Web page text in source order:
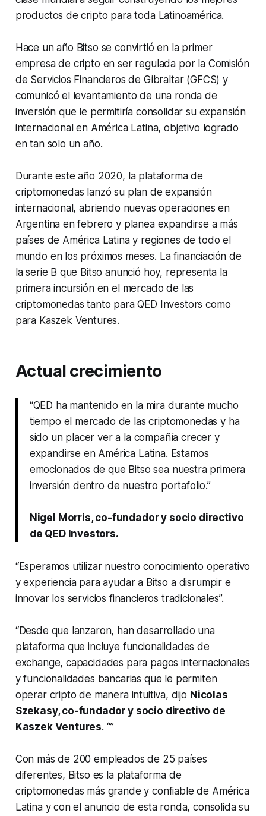
productos de cripto para toda Latinoamérica.
Hace un año Bitso se convirtió en la primer
empresa de cripto en ser regulada por la Comisión
de Servicios Financieros de Gibraltar (GFCS) y
comunicó el levantamiento de una ronda de
inversión que le permitiría consolidar su expansión
internacional en América Latina, objetivo logrado
en tan solo un año.
Durante este año 2020, la plataforma de
criptomonedas lanzó su plan de expansión
internacional, abriendo nuevas operaciones en
Argentina en febrero y planea expandirse a más
países de América Latina y regiones de todo el
mundo en los próximos meses. La financiación de
la serie B que Bitso anunció hoy, representa la
primera incursión en el mercado de las
criptomonedas tanto para QED Investors como
para Kaszek Ventures.
Actual crecimiento
“QED ha mantenido en la mira durante mucho
tiempo el mercado de las criptomonedas y ha
sido un placer ver a la compañía crecer y
expandirse en América Latina. Estamos
emocionados de que Bitso sea nuestra primera
inversión dentro de nuestro portafolio.”
Nigel Morris, co-fundador y socio directivo
de QED Investors.
“Esperamos utilizar nuestro conocimiento operativo
y experiencia para ayudar a Bitso a disrumpir e
innovar los servicios financieros tradicionales”.
“Desde que lanzaron, han desarrollado una
plataforma que incluye funcionalidades de
exchange, capacidades para pagos internacionales
y funcionalidades bancarias que le permiten
operar cripto de manera intuitiva, dijo Nicolas
Szekasy, co-fundador y socio directivo de
Kaszek Ventures. “”
Con más de 200 empleados de 25 países
diferentes, Bitso es la plataforma de
criptomonedas más grande y confiable de América
Latina y con el anuncio de esta ronda, consolida su